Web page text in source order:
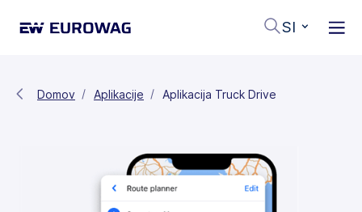
SI
Domov Aplikacije Aplikacija Truck Drive